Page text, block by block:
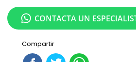
Compartir
CONTACTA UN